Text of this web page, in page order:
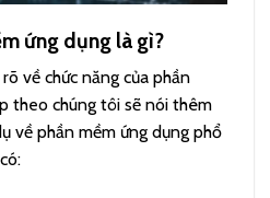
ứng dụng là gì?
về chức năng của phần
theo chúng tôi sẽ nói thêm
về phần mềm ứng dụng phổ